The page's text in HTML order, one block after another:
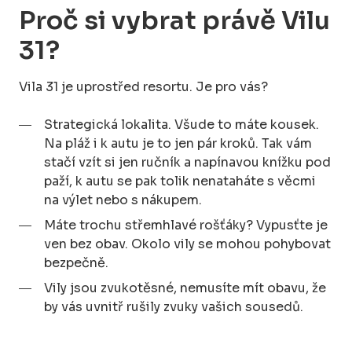
Proč si vybrat právě Vilu
31?
Vila 31 je uprostřed resortu. Je pro vás?
Strategická lokalita. Všude to máte kousek.
Na pláž i k autu je to jen pár kroků. Tak vám
stačí vzít si jen ručník a napínavou knížku pod
paží, k autu se pak tolik nenataháte s věcmi
na výlet nebo s nákupem.
Máte trochu střemhlavé rošťáky? Vypusťte je
ven bez obav. Okolo vily se mohou pohybovat
bezpečně.
Vily jsou zvukotěsné, nemusíte mít obavu, že
by vás uvnitř rušily zvuky vašich sousedů.